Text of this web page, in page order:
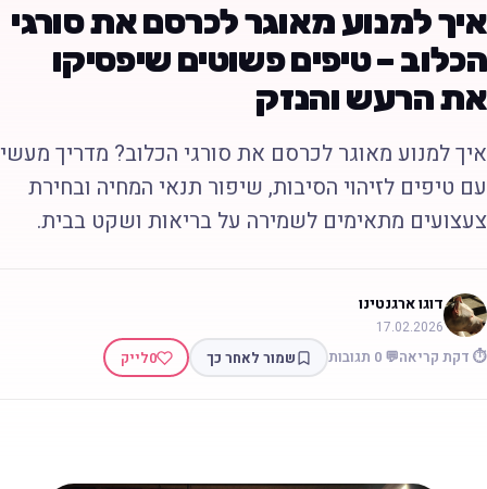
למנוע מאוגר לכרסם את סורגי
– טיפים פשוטים שיפסיקו
הרעש והנזק
למנוע מאוגר לכרסם את סורגי הכלוב? מדריך מעשי
טיפים לזיהוי הסיבות, שיפור תנאי המחיה ובחירת
מתאימים לשמירה על בריאות ושקט בבית.
דוגו ארגנטינו
17.02.2026
דקת קריאה💬 0 תגובות שמור לאחר כך 0לייק